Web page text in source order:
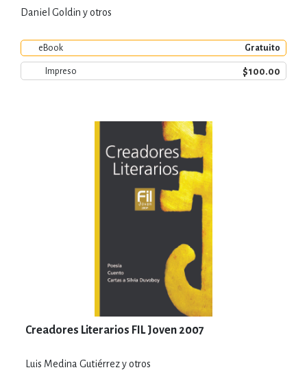
Daniel Goldin y otros
eBook Gratuito
Impreso $100.00
Creadores Literarios FIL Joven 2007
Luis Medina Gutiérrez y otros